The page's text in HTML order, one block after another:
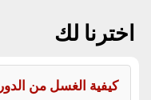
اخترنا لك
كيفية الغسل من